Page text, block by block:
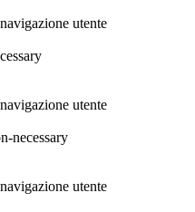
utente
utente
necessary
utente